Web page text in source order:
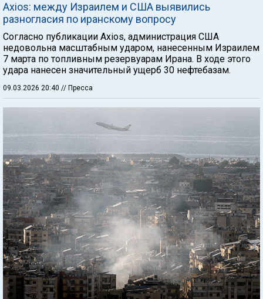
Axios: между Израилем и США выявились
разногласия по иранскому вопросу
Согласно публикации Axios, администрация США
недовольна масштабным ударом, нанесенным Израилем
7 марта по топливным резервуарам Ирана. В ходе этого
удара нанесен значительный ущерб 30 нефтебазам.
09.03.2026 20:40 // Пресса